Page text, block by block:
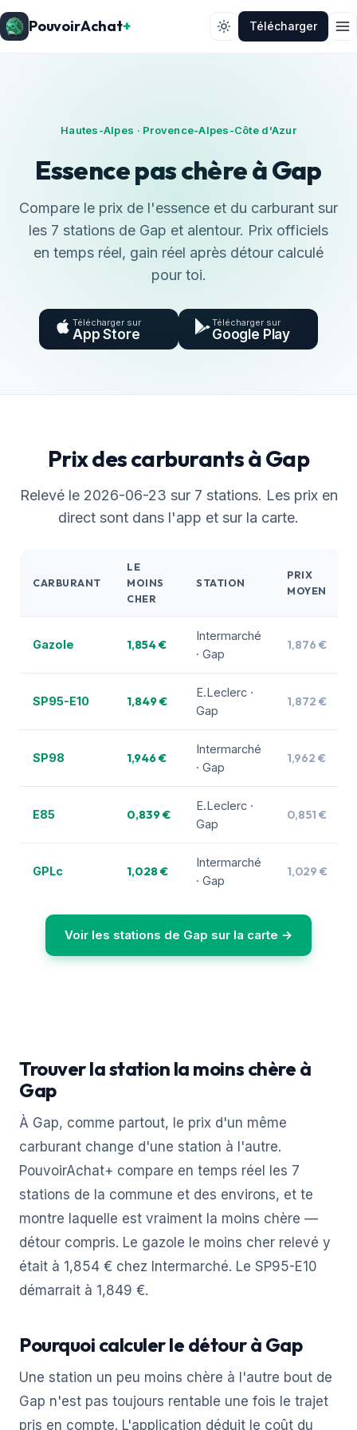
PouvoirAchat+ Télécharger
Hautes-Alpes · Provence-Alpes-Côte d'Azur
Essence pas chère à Gap
Compare le prix de l'essence et du carburant sur
les 7 stations de Gap et alentour. Prix officiels
en temps réel, gain réel après détour calculé
pour toi.
Télécharger sur
App Store
Télécharger sur
Google Play
Prix des carburants à Gap
Relevé le 2026-06-23 sur 7 stations. Les prix en
direct sont dans l'app et sur la carte.
CARBURANT
LE
MOINS
CHER
STATION
PRIX
MOYEN
Gazole 1,854 €
Intermarché
· Gap
1,876 €
SP95-E10 1,849 €
E.Leclerc ·
Gap
1,872 €
SP98 1,946 €
Intermarché
· Gap
1,962 €
E85 0,839 €
E.Leclerc ·
Gap
0,851 €
GPLc 1,028 €
Intermarché
· Gap
1,029 €
Voir les stations de Gap sur la carte →
Trouver la station la moins chère à
Gap
À Gap, comme partout, le prix d'un même
carburant change d'une station à l'autre.
PouvoirAchat+ compare en temps réel les 7
stations de la commune et des environs, et te
montre laquelle est vraiment la moins chère —
détour compris. Le gazole le moins cher relevé y
était à 1,854 € chez Intermarché. Le SP95-E10
démarrait à 1,849 €.
Pourquoi calculer le détour à Gap
Une station un peu moins chère à l'autre bout de
Gap n'est pas toujours rentable une fois le trajet
pris en compte. L'application déduit le coût du